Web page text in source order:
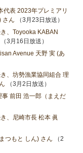
代表 2023年プレミアリ
さん （3月23日放送）
、Toyooka KABAN
（3月16日放送）
Avenue 天野 実 (あ
、坊勢漁業協同組合 理
（3月2日放送）
前田 浩一郎（まえだ
、尼崎市長 松本 眞
つもと しん) さん （2